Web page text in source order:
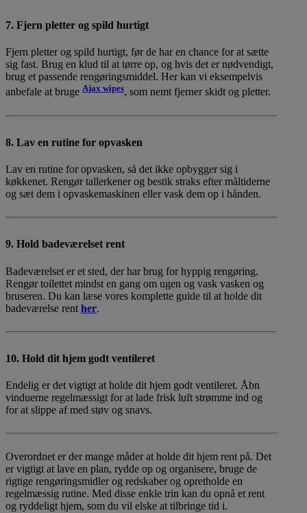
7. Fjern pletter og spild hurtigt
Fjern pletter og spild hurtigt, før de har en chance for at sætte
sig fast. Brug en klud til at tørre op, og hvis det er nødvendigt,
brug et passende rengøringsmiddel. Her kan vi eksempelvis
anbefale at bruge Ajax wipes, som nemt fjerner skidt og pletter.
8. Lav en rutine for opvasken
Lav en rutine for opvasken, så det ikke opbygger sig i
køkkenet. Rengør tallerkener og bestik straks efter måltiderne
og sæt dem i opvaskemaskinen eller vask dem op i hånden.
9. Hold badeværelset rent
Badeværelset er et sted, der har brug for hyppig rengøring.
Rengør toilettet mindst en gang om ugen og vask vasken og
bruseren. Du kan læse vores komplette guide til at holde dit
badeværelse rent her.
10. Hold dit hjem godt ventileret
Endelig er det vigtigt at holde dit hjem godt ventileret. Åbn
vinduerne regelmæssigt for at lade frisk luft strømme ind og
for at slippe af med støv og snavs.
Overordnet er der mange måder at holde dit hjem rent på. Det
er vigtigt at lave en plan, rydde op og organisere, bruge de
rigtige rengøringsmidler og redskaber og opretholde en
regelmæssig rutine. Med disse enkle trin kan du opnå et rent
og ryddeligt hjem, som du vil elske at tilbringe tid i.